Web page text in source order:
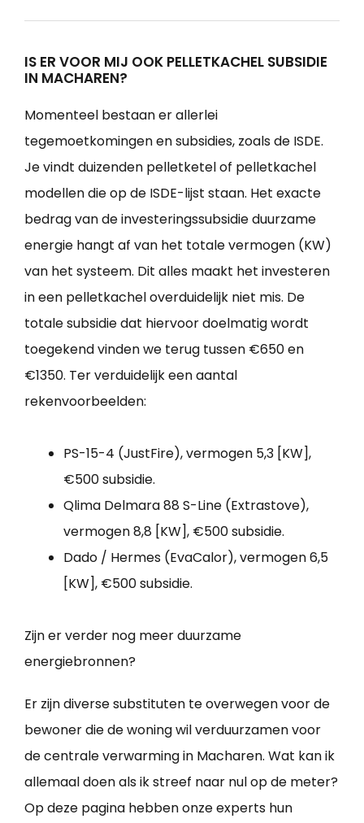
IS ER VOOR MIJ OOK PELLETKACHEL SUBSIDIE
IN MACHAREN?
Momenteel bestaan er allerlei
tegemoetkomingen en subsidies, zoals de ISDE.
Je vindt duizenden pelletketel of pelletkachel
modellen die op de ISDE-lijst staan. Het exacte
bedrag van de investeringssubsidie duurzame
energie hangt af van het totale vermogen (KW)
van het systeem. Dit alles maakt het investeren
in een pelletkachel overduidelijk niet mis. De
totale subsidie dat hiervoor doelmatig wordt
toegekend vinden we terug tussen €650 en
€1350. Ter verduidelijk een aantal
rekenvoorbeelden:
PS-15-4 (JustFire), vermogen 5,3 [KW],
€500 subsidie.
Qlima Delmara 88 S-Line (Extrastove),
vermogen 8,8 [KW], €500 subsidie.
Dado / Hermes (EvaCalor), vermogen 6,5
[KW], €500 subsidie.
Zijn er verder nog meer duurzame
energiebronnen?
Er zijn diverse substituten te overwegen voor de
bewoner die de woning wil verduurzamen voor
de centrale verwarming in Macharen. Wat kan ik
allemaal doen als ik streef naar nul op de meter?
Op deze pagina hebben onze experts hun